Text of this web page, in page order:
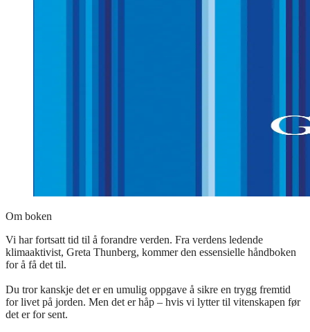
Om boken
Vi har fortsatt tid til å forandre verden. Fra verdens ledende
klimaaktivist, Greta Thunberg, kommer den essensielle håndboken
for å få det til.
Du tror kanskje det er en umulig oppgave å sikre en trygg fremtid
for livet på jorden. Men det er håp – hvis vi lytter til vitenskapen før
det er for sent.